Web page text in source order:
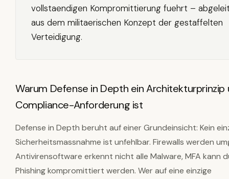
vollstaendigen Kompromittierung fuehrt –
aus dem militaerischen Konzept der gestaffelten
Verteidigung.
Warum Defense in Depth ein Architekturprinzip
Compliance-Anforderung ist
Defense in Depth beruht auf einer Grundeinsicht: Kein
Sicherheitsmassnahme ist unfehlbar. Firewalls werden
Antivirensoftware erkennt nicht alle Malware, MFA kann
Phishing kompromittiert werden. Wer auf eine einzige